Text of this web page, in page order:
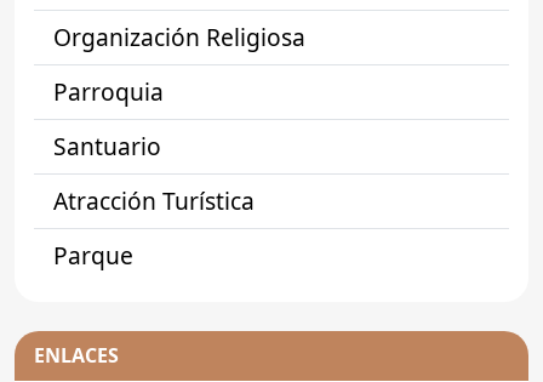
Organización Religiosa
Parroquia
Santuario
Atracción Turística
Parque
ENLACES